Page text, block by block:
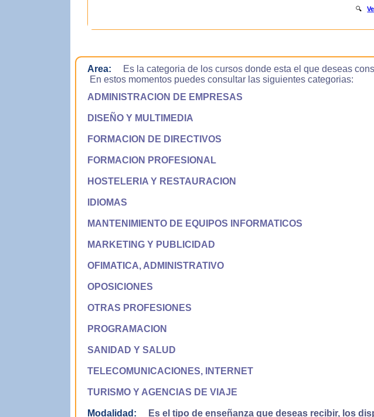
🔍
Area:
Es la categoria de los cursos donde esta el que deseas
En estos momentos puedes consultar las siguientes categorias:
ADMINISTRACION DE EMPRESAS
DISEÑO Y MULTIMEDIA
FORMACION DE DIRECTIVOS
FORMACION PROFESIONAL
HOSTELERIA Y RESTAURACION
IDIOMAS
MANTENIMIENTO DE EQUIPOS INFORMATICOS
MARKETING Y PUBLICIDAD
OFIMATICA, ADMINISTRATIVO
OPOSICIONES
OTRAS PROFESIONES
PROGRAMACION
SANIDAD Y SALUD
TELECOMUNICACIONES, INTERNET
TURISMO Y AGENCIAS DE VIAJE
Modalidad: Es el tipo de enseñanza que deseas recibir, los